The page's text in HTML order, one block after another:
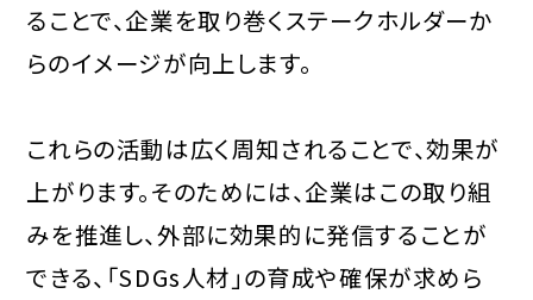
ることで、企業を取り巻くステークホルダーか
らのイメージが向上します。
これらの活動は広く周知されることで、効果が
上がります。そのためには、企業はこの取り組
みを推進し、外部に効果的に発信することが
できる、「SDGs人材」の育成や確保が求めら